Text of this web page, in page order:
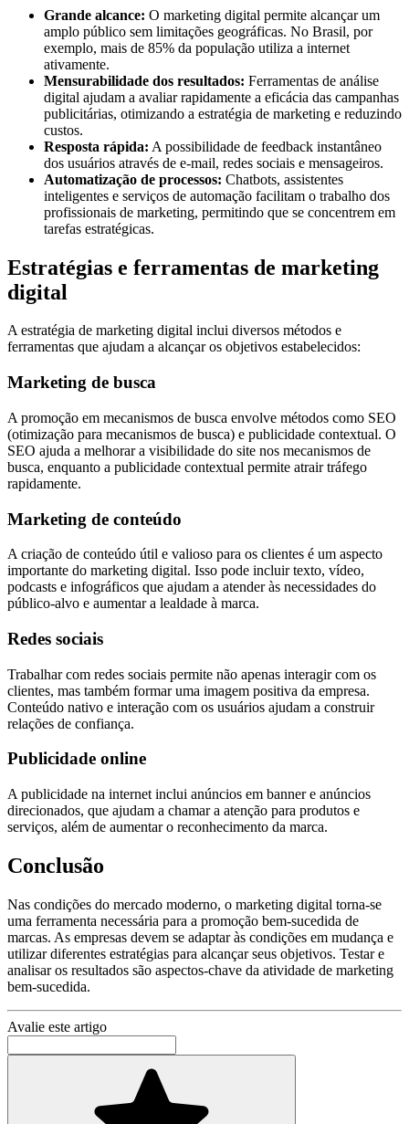
Grande alcance: O marketing digital permite alcançar um
amplo público sem limitações geográficas. No Brasil, por
exemplo, mais de 85% da população utiliza a internet
ativamente.
Mensurabilidade dos resultados: Ferramentas de análise
digital ajudam a avaliar rapidamente a eficácia das campanhas
publicitárias, otimizando a estratégia de marketing e reduzindo
custos.
Resposta rápida: A possibilidade de feedback instantâneo
dos usuários através de e-mail, redes sociais e mensageiros.
Automatização de processos: Chatbots, assistentes
inteligentes e serviços de automação facilitam o trabalho dos
profissionais de marketing, permitindo que se concentrem em
tarefas estratégicas.
Estratégias e ferramentas de marketing
digital
A estratégia de marketing digital inclui diversos métodos e
ferramentas que ajudam a alcançar os objetivos estabelecidos:
Marketing de busca
A promoção em mecanismos de busca envolve métodos como SEO
(otimização para mecanismos de busca) e publicidade contextual. O
SEO ajuda a melhorar a visibilidade do site nos mecanismos de
busca, enquanto a publicidade contextual permite atrair tráfego
rapidamente.
Marketing de conteúdo
A criação de conteúdo útil e valioso para os clientes é um aspecto
importante do marketing digital. Isso pode incluir texto, vídeo,
podcasts e infográficos que ajudam a atender às necessidades do
público-alvo e aumentar a lealdade à marca.
Redes sociais
Trabalhar com redes sociais permite não apenas interagir com os
clientes, mas também formar uma imagem positiva da empresa.
Conteúdo nativo e interação com os usuários ajudam a construir
relações de confiança.
Publicidade online
A publicidade na internet inclui anúncios em banner e anúncios
direcionados, que ajudam a chamar a atenção para produtos e
serviços, além de aumentar o reconhecimento da marca.
Conclusão
Nas condições do mercado moderno, o marketing digital torna-se
uma ferramenta necessária para a promoção bem-sucedida de
marcas. As empresas devem se adaptar às condições em mudança e
utilizar diferentes estratégias para alcançar seus objetivos. Testar e
analisar os resultados são aspectos-chave da atividade de marketing
bem-sucedida.
Avalie este artigo